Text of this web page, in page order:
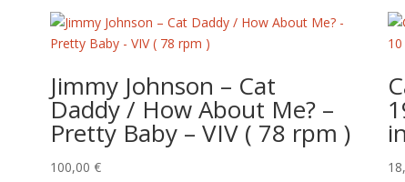
Jimmy Johnson – Cat
Daddy / How About Me? –
Pretty Baby – VIV ( 78 rpm )
100,00 €